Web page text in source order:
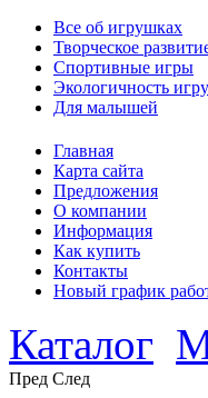
Все об игрушках
Творческое
Спортивные игры
Экологичность
Для малышей
Главная
Карта сайта
Предложения
О компании
Информация
Как купить
Контакты
Новый график
Каталог
Пред След